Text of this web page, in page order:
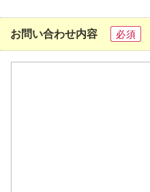
お問い合わせ内容 必須